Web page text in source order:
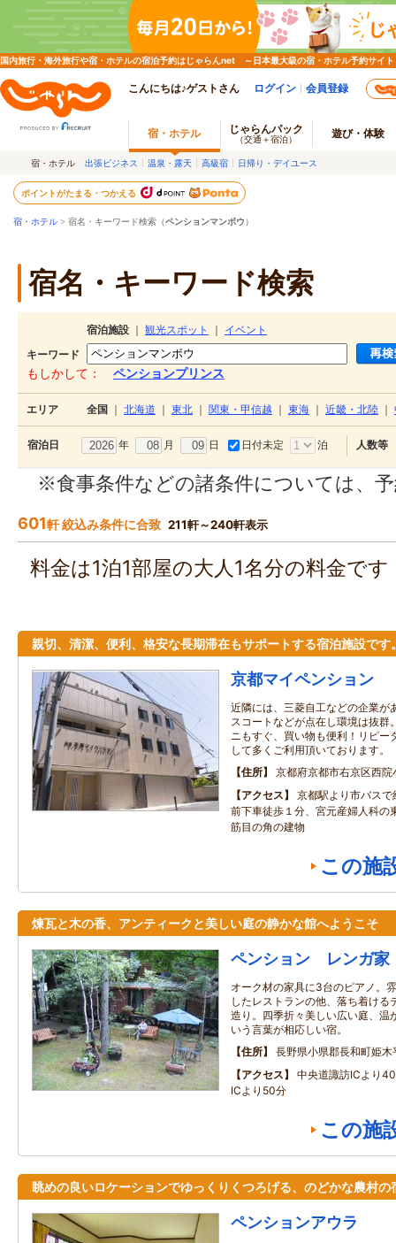
国内旅行・海外旅行や宿・ホテルの宿泊予約はじゃらんnet ～日本最大級の宿・ホテル予約サイト
こんにちは♪ゲストさん ログイン 会員登録
宿・ホテル じゃらんパック
（交通＋宿泊） 遊び・体験
宿・ホテル 出張ビジネス 温泉・露天 高級宿 日帰り・デイユース
ポイントがたまる・つかえる
宿・ホテル > 宿名・キーワード検索（ペンションマンボウ）
宿名・キーワード検索
宿泊施設 観光スポット
イベント
キーワード
もしかして： ペンションプリンス
エリア 全国 北海道 東北 関東・甲信越 東海 近畿・北陸
宿泊日 年 月 日 日付未定 泊 人数等
※食事条件などの諸条件については、
601軒 絞込み条件に合致 211軒～240軒表示
料金は1泊1部屋の大人1名分の料金で
親切、清潔、便利、格安な長期滞在もサポートする宿泊施設です
京都マイペンション
近隣には、三菱自工などの企業が
スコートなどが点在し環境は抜群
ニもすぐ、買い物も便利！リピー
して多くご利用頂いております。
住所
京都府京都市右京区西院
アクセス
京都駅より市バス
前下車徒歩１分、宮元産婦人科の
筋目の角の建物
この施
煉瓦と木の香、アンティークと美しい庭の静かな館へようこそ
ペンション レンガ家
オーク材の家具に3台のピアノ。
したレストランの他、落ち着ける
造り。四季折々美しい広い庭、温
いう言葉が相応しい宿。
住所
長野県小県郡長和町姫木
アクセス
中央道諏訪ICより
ICより50分
この施
眺めの良いロケーションでゆっくりくつろげる、のどかな農村の
ペンションアウラ